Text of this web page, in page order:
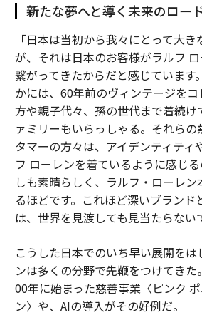
新たな夢へと導く未来のロー
「日本は当初から我々にとって大
が、それは日本のお客様がラルフ
繋がってきたからだと感じています
かには、60年前のヴィンテージを
方や親子代々、孫の世代まで着続け
ァミリーもいらっしゃる。それらの
タマーの方々は、アイデンティティ
フ ローレンを着ているように感じ
しも素晴らしく、ラルフ・ローレ
るほどです。これほど深いブランド
は、世界を見渡しても見当たらない
こうした日本でのいち早い展開を
ンは多くの分野で先鞭をつけてき
00年に始まった慈善事業〈ピンク
ン〉や、AIの導入がその好例だ。